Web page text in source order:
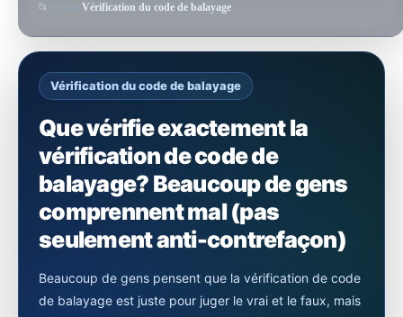
📂 Vérification du code de balayage
Vérification du code de balayage
Que vérifie exactement la
vérification de code de
balayage? Beaucoup de gens
comprennent mal (pas
seulement anti-contrefaçon)
Beaucoup de gens pensent que la vérification de code
de balayage est juste pour juger le vrai et le faux, mais